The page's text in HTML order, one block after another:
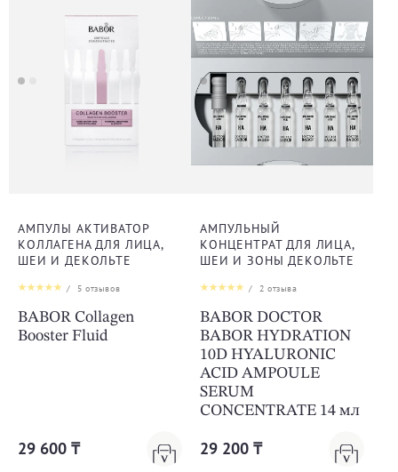
АМПУЛЫ АКТИВАТОР
КОЛЛАГЕНА ДЛЯ ЛИЦА,
ШЕИ И ДЕКОЛЬТЕ
/ 5 отзывов
BABOR Collagen
Booster Fluid
29 600 ₸
АМПУЛЬНЫЙ
КОНЦЕНТРАТ ДЛЯ ЛИЦА,
ШЕИ И ЗОНЫ ДЕКОЛЬТЕ
/ 2 отзыва
BABOR DOCTOR
BABOR HYDRATION
10D HYALURONIC
ACID AMPOULE
SERUM
CONCENTRATE 14 мл
29 200 ₸